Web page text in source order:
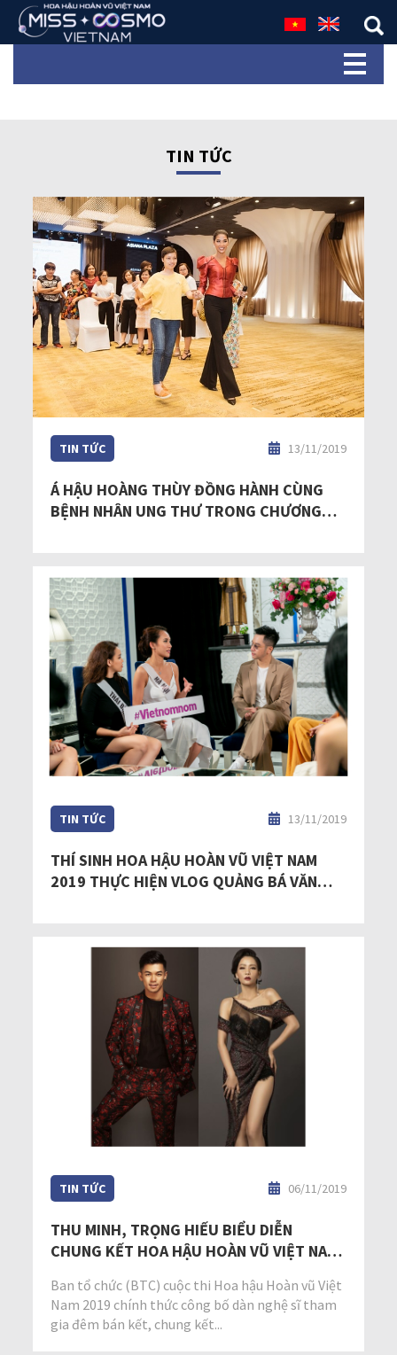
TIN TỨC
TIN TỨC 13/11/2019
Á HẬU HOÀNG THÙY ĐỒNG HÀNH CÙNG
BỆNH NHÂN UNG THƯ TRONG CHƯƠNG
TIN TỨC 13/11/2019
THÍ SINH HOA HẬU HOÀN VŨ VIỆT NAM
2019 THỰC HIỆN VLOG QUẢNG BÁ VĂN
TIN TỨC 06/11/2019
THU MINH, TRỌNG HIẾU BIỂU DIỄN
CHUNG KẾT HOA HẬU HOÀN VŨ VIỆT NAM
Ban tổ chức (BTC) cuộc thi Hoa hậu Hoàn vũ Việt
Nam 2019 chính thức công bố dàn nghệ sĩ tham
gia đêm bán kết, chung kết...